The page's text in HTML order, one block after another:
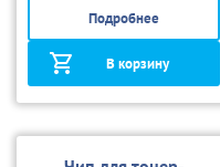
Подробнее
В корзину